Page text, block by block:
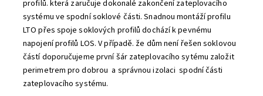
profilů. která zaručuje dokonalé zakončení zateplovacího
systému ve spodní soklové části. Snadnou montáží profilu
LTO přes spoje soklových profilů dochází k pevnému
napojení profilů LOS. V případě. že dům není řešen soklovou
částí doporučujeme první šár zateplovacího sytému založit
perimetrem pro dobrou a správnou izolaci spodní části
zateplovacího systému.